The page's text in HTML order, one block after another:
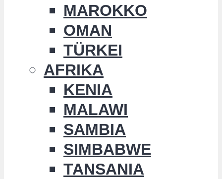
MAROKKO
OMAN
TÜRKEI
AFRIKA
KENIA
MALAWI
SAMBIA
SIMBABWE
TANSANIA